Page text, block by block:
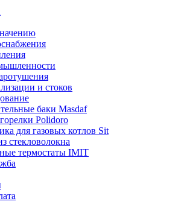
и стоков
баки Masdaf
Polidoro
для газовых котлов Sit
стекловолокна
термостаты IMIT